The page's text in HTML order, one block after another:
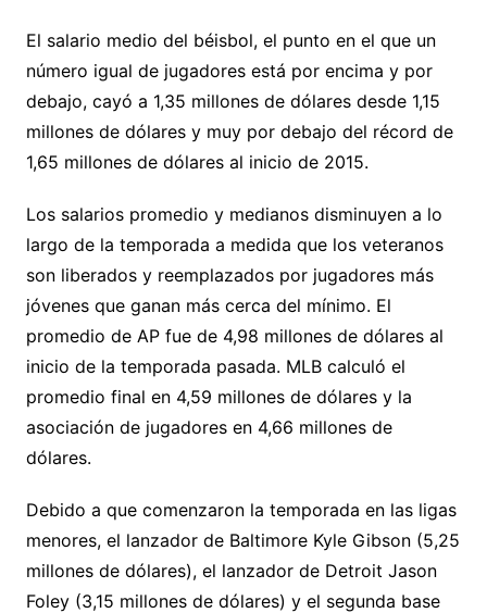
El salario medio del béisbol, el punto en el que un
número igual de jugadores está por encima y por
debajo, cayó a 1,35 millones de dólares desde 1,15
millones de dólares y muy por debajo del récord de
1,65 millones de dólares al inicio de 2015.
Los salarios promedio y medianos disminuyen a lo
largo de la temporada a medida que los veteranos
son liberados y reemplazados por jugadores más
jóvenes que ganan más cerca del mínimo. El
promedio de AP fue de 4,98 millones de dólares al
inicio de la temporada pasada. MLB calculó el
promedio final en 4,59 millones de dólares y la
asociación de jugadores en 4,66 millones de
dólares.
Debido a que comenzaron la temporada en las ligas
menores, el lanzador de Baltimore Kyle Gibson (5,25
millones de dólares), el lanzador de Detroit Jason
Foley (3,15 millones de dólares) y el segunda base